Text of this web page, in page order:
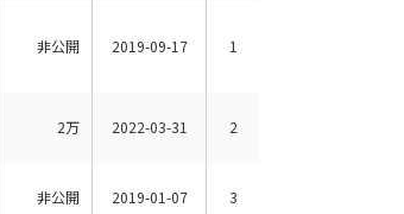
非公開 2019-09-17 1
2万 2022-03-31 2
非公開 2019-01-07 3